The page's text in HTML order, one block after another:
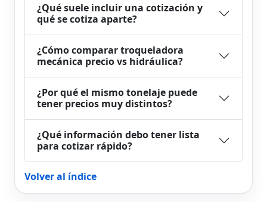
¿Qué suele incluir una cotización y
qué se cotiza aparte?
¿Cómo comparar troqueladora
mecánica precio vs hidráulica?
¿Por qué el mismo tonelaje puede
tener precios muy distintos?
¿Qué información debo tener lista
para cotizar rápido?
Volver al índice